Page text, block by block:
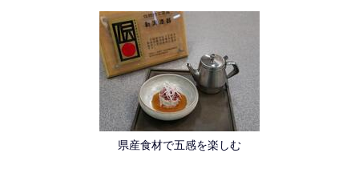
県産食材で五感を楽しむ